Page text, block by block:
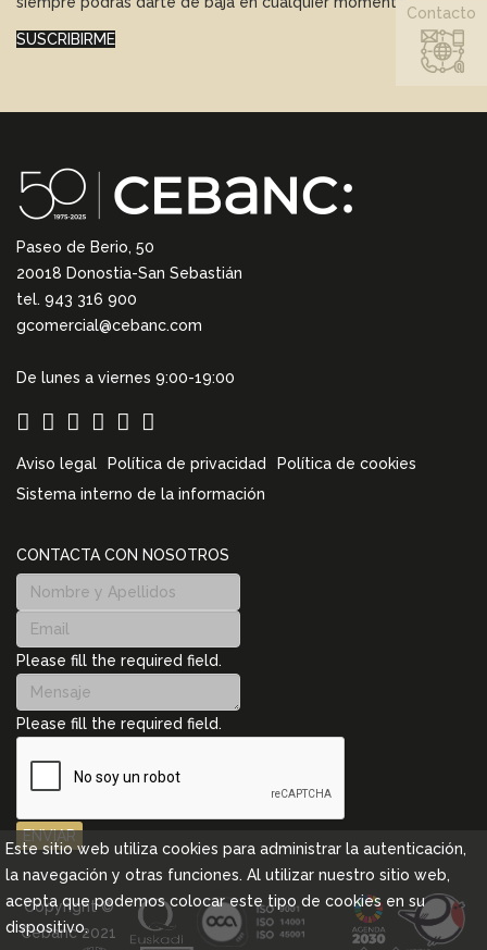
SUSCRIBIRME
Paseo de Berio, 50
20018 Donostia-San Sebastián
tel. 943 316 900
gcomercial@cebanc.com
De lunes a viernes 9:00-19:00
Aviso legal Política de privacidad
Política de cookies
Sistema interno de la información
CONTACTA CON NOSOTROS
Please fill the required field.
Please fill the required field.
ENVIAR
Contacto
Copyright ©
Cebanc 2021
Este sitio web utiliza cookies para administrar la autenticación,
la navegación y otras funciones. Al utilizar nuestro sitio web,
acepta que podemos colocar este tipo de cookies en su
dispositivo.